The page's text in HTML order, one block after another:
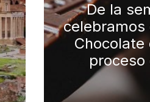
De la
celebramos